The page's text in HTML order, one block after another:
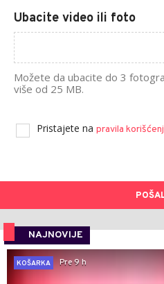
Ubacite video ili foto
Možete da ubacite do 3
više od 25 MB.
Pristajete na pravila
NAJNOVIJE
KOŠARKA
Pre 9 h